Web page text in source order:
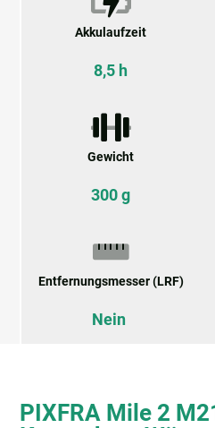
Akkulaufzeit
8,5 h
Gewicht
300 g
Entfernungsmesser (LRF)
Nein
PIXFRA Mile 2